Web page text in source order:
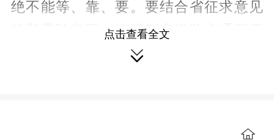
绝不能等、靠、要。要结合省征求意见
稿和零陵实际，抓紧制定道路交通顽瘴
痼疾整治试行方案，提出切实可行的具
点击查看全文
